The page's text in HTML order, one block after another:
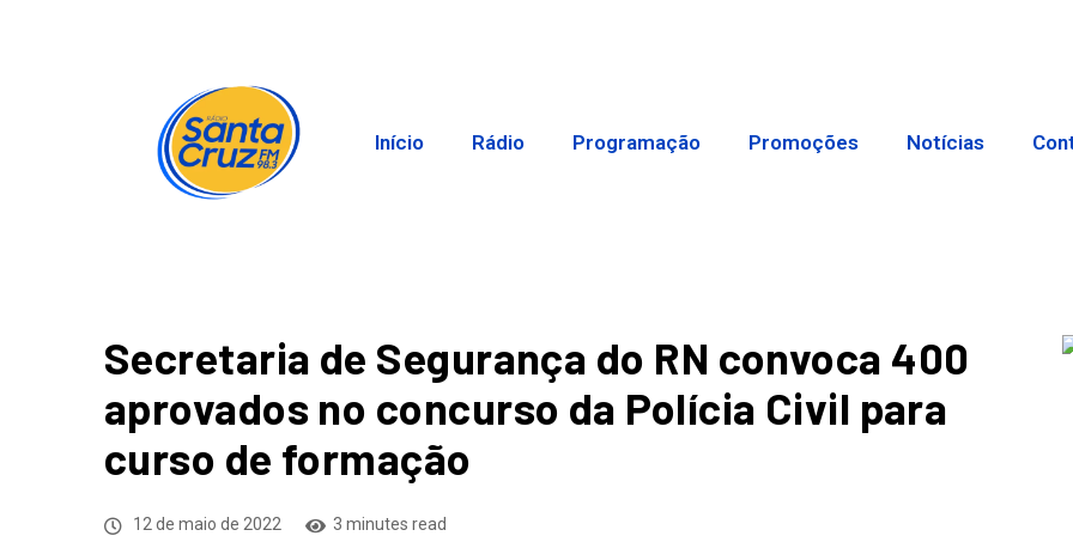
Início Rádio Programação Promoções Notícias
Secretaria de Segurança do RN convoca 400
aprovados no concurso da Polícia Civil para
curso de formação
12 de maio de 2022 3 minutes read